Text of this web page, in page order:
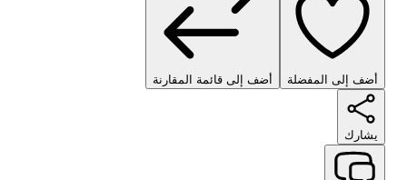
أضف إلى المفضلة أضف إلى قائمة المقارنة
يشارك